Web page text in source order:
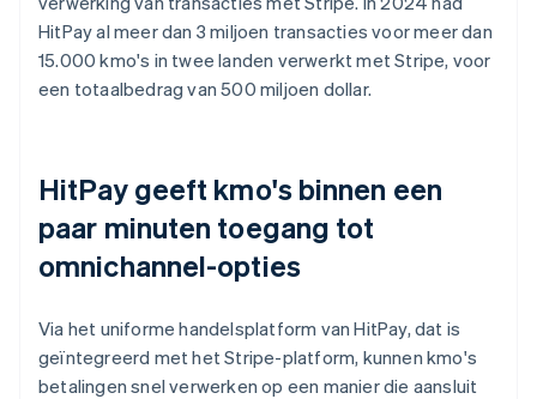
HitPay al meer dan 3 miljoen transacties voor meer dan
15.000 kmo's in twee landen verwerkt met Stripe, voor
een totaalbedrag van 500 miljoen dollar.
HitPay geeft kmo's binnen een
paar minuten toegang tot
omnichannel-opties
Via het uniforme handelsplatform van HitPay, dat is
geïntegreerd met het Stripe-platform, kunnen kmo's
betalingen snel verwerken op een manier die aansluit